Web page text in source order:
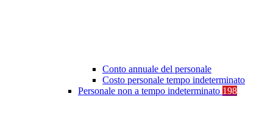
Conto annuale del personale
Costo personale tempo indeterminato
Personale non a tempo indeterminato 198